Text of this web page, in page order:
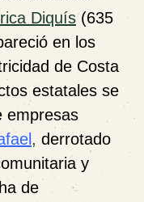
Diquís(635
en los
de Costa
estatales se
empresas
, derrotado
y
de